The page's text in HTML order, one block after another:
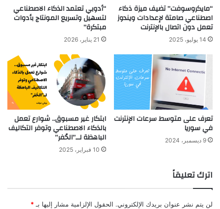
“مايكروسوفت” تضيف ميزة ذكاء
اصطناعي صامتة لإعدادات ويندوز
تعمل دون اتصال بالإنترنت
14 يوليو، 2025
“أدوبي تعتمد الذكاء الاصطناعي
لتسهيل وتسريع المونتاج بأدوات
مبتكرة”
21 يناير، 2026
تعرف على متوسط سرعات الإنترنت
في سوريا
9 ديسمبر، 2024
ابتكار غير مسبوق.. شوارع تعمل
بالذكاء الاصطناعي وتوفر التكاليف
الباهظة لــ”الحُفر”
10 فبراير، 2025
اترك تعليقاً
لن يتم نشر عنوان بريدك الإلكتروني. الحقول الإلزامية مشار إليها بـ *